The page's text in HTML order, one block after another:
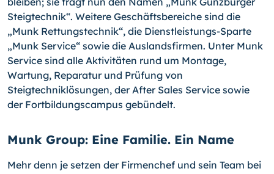
Steigtechnik“. Weitere Geschäftsbereiche sind die
„Munk Rettungstechnik“, die Dienstleistungs-Sparte
„Munk Service“ sowie die Auslandsfirmen. Unter Munk
Service sind alle Aktivitäten rund um Montage,
Wartung, Reparatur und Prüfung von
Steigtechniklösungen, der After Sales Service sowie
der Fortbildungscampus gebündelt.
Munk Group: Eine Familie. Ein Name
Mehr denn je setzen der Firmenchef und sein Team bei